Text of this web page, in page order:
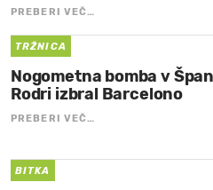
PREBERI VEČ…
TRŽNICA
Nogometna bomba v
Rodri izbral Barcelono
PREBERI VEČ…
BITKA